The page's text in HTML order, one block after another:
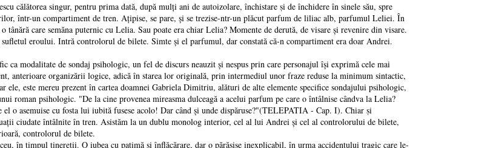
singur, pentru prima dată, după mulți ani de autoizolare, închistare ṣi de închidere în sinele său, spre
într-un compartiment de tren. Ațipise, se pare, şi se trezise-ntr-un plăcut parfum de liliac alb, parfumul Leliei. În
tânără care semăna puternic cu Lelia. Sau poate era chiar Lelia? Momente de derută, de visare şi revenire din visare.
eroului. Intră controlorul de bilete. Simte şi el parfumul, dar constată că-n compartiment era doar Andrei.
de sondaj psihologic, un fel de discurs neauzit şi nespus prin care personajul îşi exprimă cele mai
anterioare organizării logice, adică în starea lor originală, prin intermediul unor fraze reduse la minimum sintactic,
ele, este mereu prezent în cartea doamnei Gabriela Dimitriu, alături de alte elemente specifice sondajului psihologic,
roman psihologic. "De la cine provenea mireasma dulceagă a acelui parfum pe care o întâlnise cândva la Lelia?
el o asemuise cu fosta lui iubită fusese acolo! Dar când şi unde dispăruse?"(TELEPATIA - Cap. I). Chiar ṣi
ciudate întâlnite în tren. Asistăm la un dublu monolog interior, cel al lui Andrei şi cel al controlorului de bilete,
controlorul de bilete.
tinereții. O iubea cu patimă şi înflăcărare, dar o părăsise inexplicabil, în urma accidentului tragic care le-